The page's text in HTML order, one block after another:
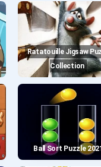
Ratatouille Jigsaw Puzzle
Collection
Ball Sort Puzzle